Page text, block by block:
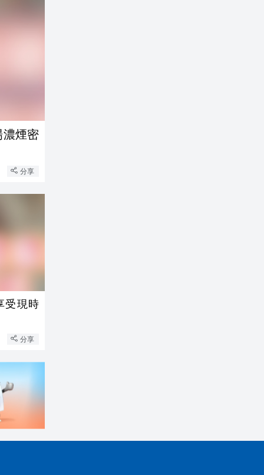
濃煙密
分享
受現時
分享